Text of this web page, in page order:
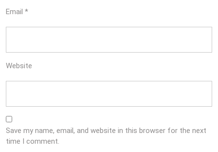
Email *
Website
Save my name, email, and website in this browser for the next
time I comment.